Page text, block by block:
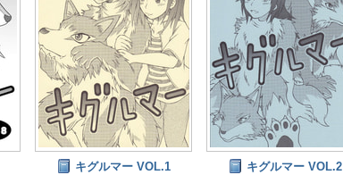
キグルマー VOL.1 キグルマー VOL.2